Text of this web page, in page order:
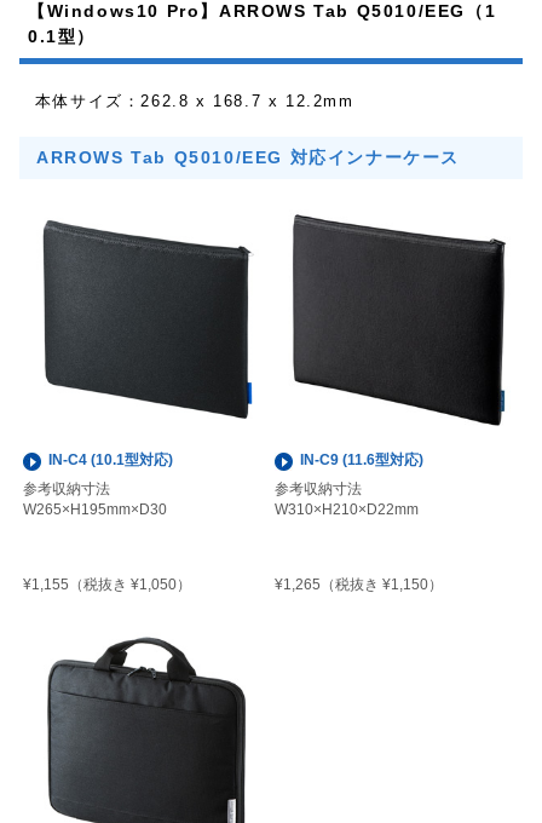
【Windows10 Pro】ARROWS Tab Q5010/EEG（1
0.1型）
本体サイズ：262.8 x 168.7 x 12.2mm
ARROWS Tab Q5010/EEG 対応インナーケース
IN-C4 (10.1型対応)
参考収納寸法
W265×H195mm×D30
¥1,155 （税抜き ¥1,050）
IN-C9 (11.6型対応)
参考収納寸法
W310×H210×D22mm
¥1,265 （税抜き ¥1,150）